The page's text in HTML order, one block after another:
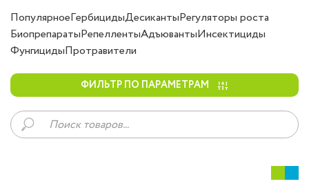
ПопулярноеГербицидыДесикантыРегуляторы роста
БиопрепаратыРепеллентыАдъювантыИнсектициды
ФунгицидыПротравители
ФИЛЬТР ПО ПАРАМЕТРАМ
Поиск
товаров